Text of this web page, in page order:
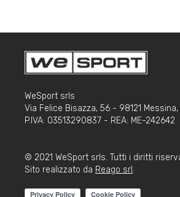
WeSport srls
Via Felice Bisazza, 56 - 98121
P.IVA: 03513290837 - REA: ME-242642
© 2021 WeSport srls. Tutti i diritti
Sito realizzato da Reago srl .